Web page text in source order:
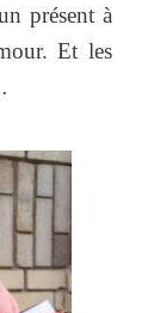
présent à
Et les